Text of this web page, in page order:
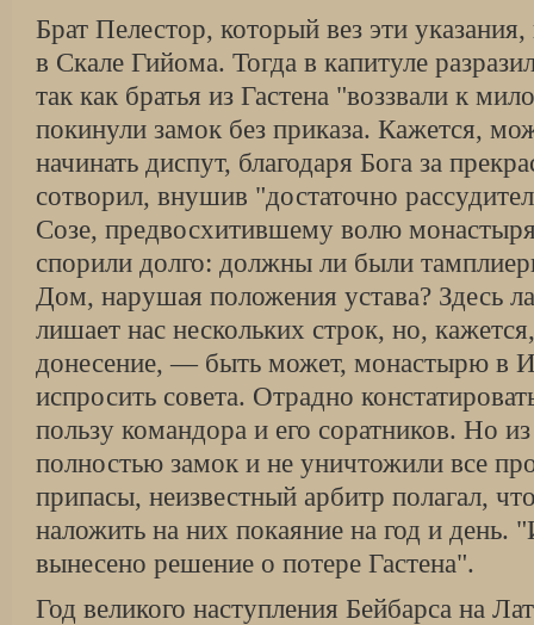
Брат Пелестор, который вез эти
в Скале Гийома. Тогда в капитуле
так как братья из Гастена "воззвали к
покинули замок без приказа. Кажется,
начинать диспут, благодаря Бога за
сотворил, внушив "достаточно
Созе, предвосхитившему волю
спорили долго: должны ли были
Дом, нарушая положения устава? Здесь
лишает нас нескольких строк, но,
донесение, — быть может, монастырю в
испросить совета. Отрадно
пользу командора и его соратников. Но
полностью замок и не уничтожили все
припасы, неизвестный арбитр полагал,
наложить на них покаяние на год и день.
вынесено решение о потере Гастена".
Год великого наступления Бейбарса на